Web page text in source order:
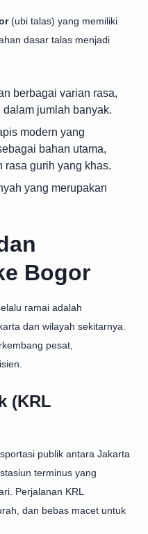
(ubi talas) yang memiliki
dasar talas menjadi
berbagai varian rasa,
jumlah banyak.
modern yang
bahan utama,
rasa gurih yang khas.
yang merupakan
Bogor
ramai adalah
dan wilayah sekitarnya.
pesat,
(KRL
publik antara Jakarta
terminus yang
Perjalanan KRL
dan bebas macet untuk